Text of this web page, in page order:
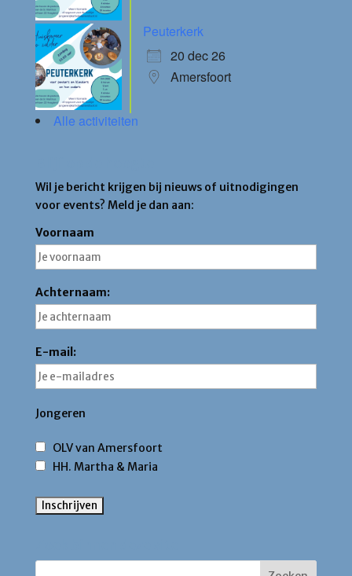
Peuterkerk
20 dec 26
Amersfoort
Alle activiteiten
Wil je bericht krijgen bij nieuws of uitnodigingen
voor events? Meld je dan aan:
Voornaam
Achternaam:
E-mail:
Jongeren
OLV van Amersfoort
HH. Martha & Maria